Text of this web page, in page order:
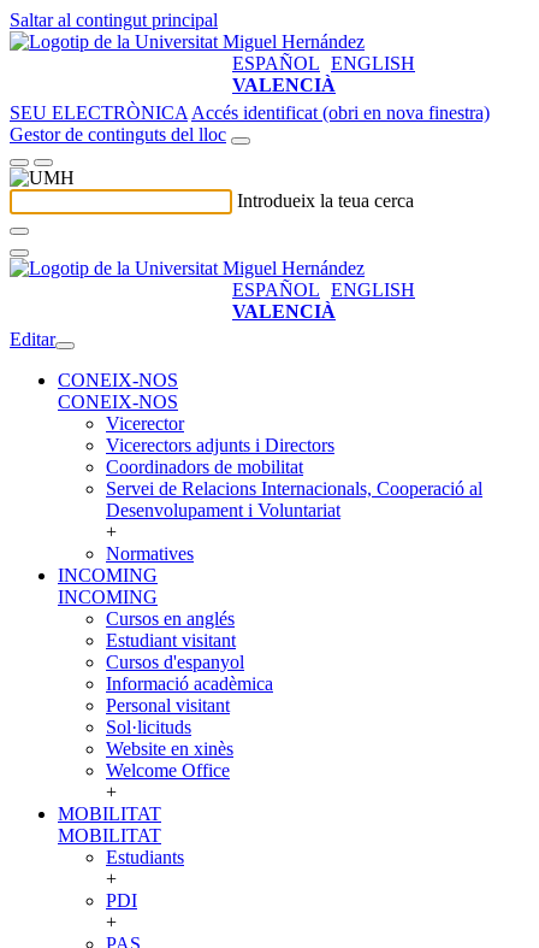
Saltar al contingut principal
ESPAÑOL ENGLISH
VALENCIÀ
SEU ELECTRÒNICA Accés identificat (obri en nova finestra)
Gestor de continguts del lloc
Introdueix la teua cerca
ESPAÑOL ENGLISH
VALENCIÀ
Editar
CONEIX-NOS
CONEIX-NOS
Vicerector
Vicerectors adjunts i Directors
Coordinadors de mobilitat
Servei de Relacions Internacionals, Cooperació al
Desenvolupament i Voluntariat
+
Normatives
INCOMING
INCOMING
Cursos en anglés
Estudiant visitant
Cursos d'espanyol
Informació acadèmica
Personal visitant
Sol·licituds
Website en xinès
Welcome Office
+
MOBILITAT
MOBILITAT
Estudiants
+
PDI
+
PAS